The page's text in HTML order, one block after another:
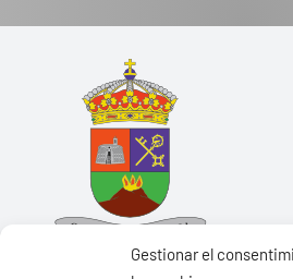
Gestionar el